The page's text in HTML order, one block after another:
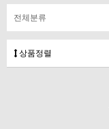
전체분류
상품정렬